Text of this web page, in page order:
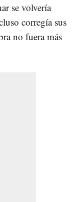
se volvería
corregía sus
no fuera más